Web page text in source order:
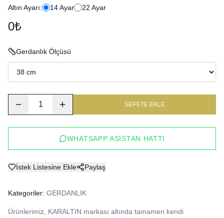
Altın Ayarı: 14Ayar 22 Ayar
0₺
Gerdanlık Ölçüsü
1 SEPETE EKLE
WHATSAPP ASISTAN HATTI
İstek Listesine Ekle Paylaş
Kategoriler: GERDANLIK
Ürünlerimiz, KARALTIN markası altında tamamen kendi